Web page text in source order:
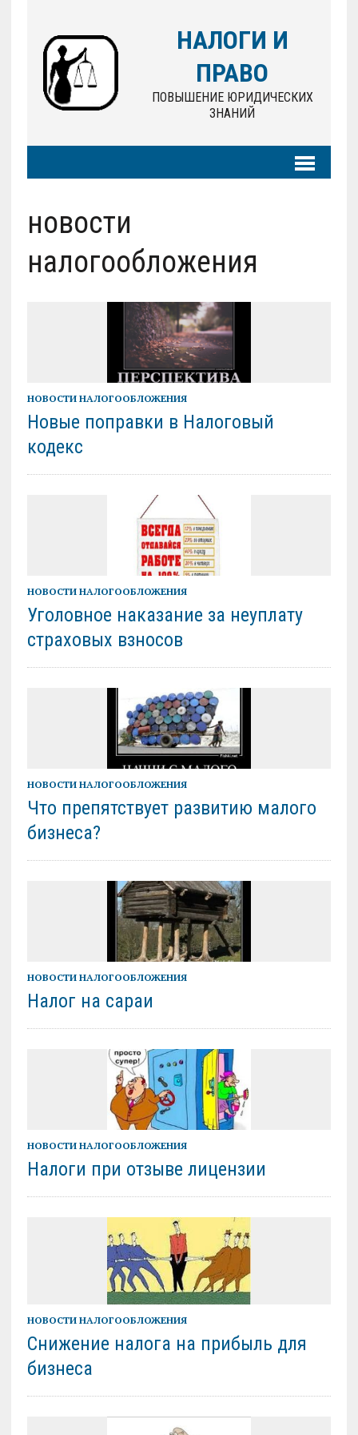
НАЛОГИ И
ПРАВО
ПОВЫШЕНИЕ ЮРИДИЧЕСКИХ
ЗНАНИЙ
новости
налогообложения
НОВОСТИ НАЛОГООБЛОЖЕНИЯ
Новые поправки в Налоговый
кодекс
НОВОСТИ НАЛОГООБЛОЖЕНИЯ
Уголовное наказание за неуплату
страховых взносов
НОВОСТИ НАЛОГООБЛОЖЕНИЯ
Что препятствует развитию малого
бизнеса?
НОВОСТИ НАЛОГООБЛОЖЕНИЯ
Налог на сараи
НОВОСТИ НАЛОГООБЛОЖЕНИЯ
Налоги при отзыве лицензии
НОВОСТИ НАЛОГООБЛОЖЕНИЯ
Снижение налога на прибыль для
бизнеса